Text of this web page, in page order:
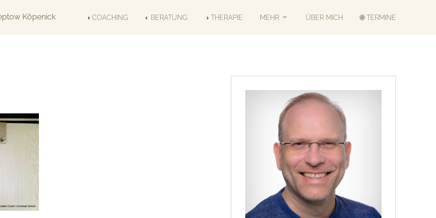
◑ COACHING ◐ BERATUNG ◑ THERAPIE MEHR ÜBER MICH 🌐 TERMINE